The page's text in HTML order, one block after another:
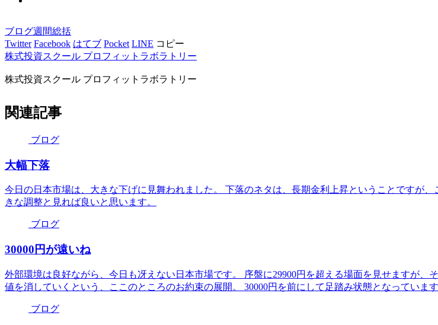
ブログ週間総括
Twitter Facebook はてブ Pocket LINE コピー
株式投資スクール プロフィットラボラトリー
株式投資スクール プロフィットラボラトリー
関連記事
ブログ
大幅下落
今日の日本市場は、大きな下げに見舞われました。 下落のネタは、長期金利上昇ということですが、
きな調整と見れば良いと思います。
ブログ
30000円が遠いね
外部環境は良好ながら、今日も冴えない日本市場です。 序盤に29900円を超える場面を見せますが、
値を消していくという、ここのところのお約束の展開。 30000円を前にして足踏み状態となっています
ブログ